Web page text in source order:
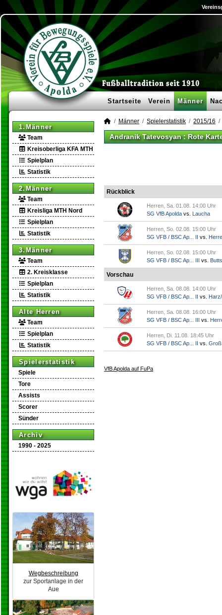
Startseite Verein Männer
1.Männer
Team
Kreisoberliga KFA MTH
Spielplan
Statistik
2.Männer
Team
Kreisliga MTH Nord
Spielplan
Statistik
3.Männer
Team
2. Kreisklasse
Spielplan
Statistik
Alte Herren
Team
Spielplan
Statistik
Spielerstatistik
Spiele
Tore
Assists
Scorer
Sünder
Archiv
1990 - 2025
Wegbeschreibung
zur Sportanlage in der
Aue
Männer Spielerstatistik 2015/16
Andranik Tatevosyan : Rote
Rückblick
Herren, Sa. 01.08. 14:00 Uhr
SG VfB Apolda vs. Laucha
Herren, So. 02.08. 15:00 Uhr
SG VFB / BSC Ap... II vs.
Herren, So. 02.08. 15:00 Uhr
SG VFB / BSC Ap... III vs.
Vorschau
Herren, Sa. 08.08. 14:00 Uhr
SG VFB / BSC Ap... II vs.
Herren, Sa. 08.08. 16:00 Uhr
SG VFB / BSC Ap... III vs.
Herren, Di. 11.08. 18:45 Uhr
SG VFB / BSC Ap... II vs.
VfB Apolda auf FuPa